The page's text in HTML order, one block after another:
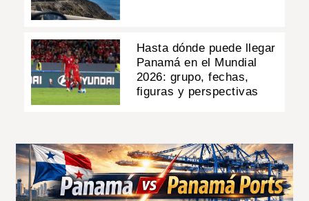
Hasta dónde puede llegar
Panamá en el Mundial
2026: grupo, fechas,
figuras y perspectivas